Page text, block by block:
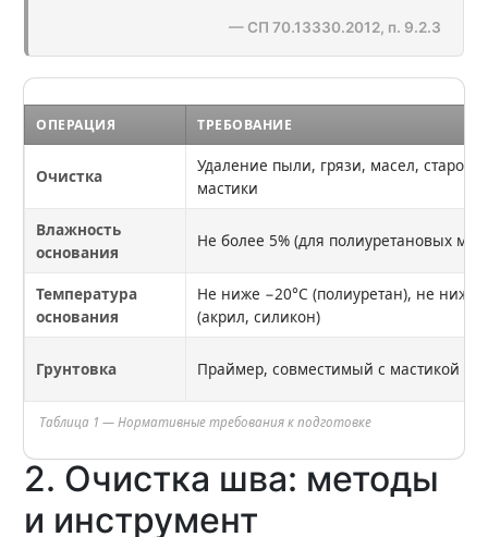
— СП 70.13330.2012, п. 9.2.3
Таблица 1 — Нормативные требования к подготовке
ОПЕРАЦИЯ ТРЕБОВАНИЕ
Очистка
Удаление пыли, грязи, масел, старой
мастики
Влажность
основания
Не более 5% (для полиуретановых
Температура
основания
Не ниже −20°C (полиуретан), не ниже
(акрил, силикон)
Грунтовка Праймер, совместимый с мастикой
2. Очистка шва: методы
и инструмент